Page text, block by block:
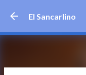
El Sancarlino